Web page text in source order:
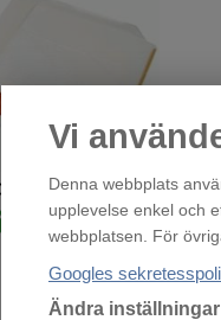
Vi
Denna webbplats
upplevelse enkel och
webbplatsen. För
Googles
Ändra inställningar
Finns i lager!
219